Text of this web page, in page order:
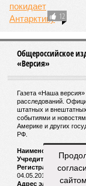
12
Общероссийское
«Версия»
Газета «Наша
расследований.
штатных и
событиями и
Америке и других
РФ.
Наименование:
Учредитель:
ООО
Регистрационный
04.05.2018 г.
Адрес электронной